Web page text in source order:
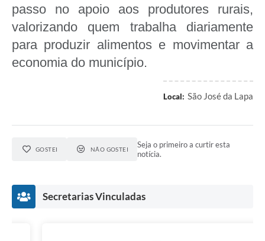
passo no apoio aos produtores rurais,
valorizando quem trabalha diariamente
para produzir alimentos e movimentar a
economia do município.
Local: São José da Lapa
GOSTEI NÃO GOSTEI
Seja o primeiro a curtir esta
notícia.
Secretarias Vinculadas